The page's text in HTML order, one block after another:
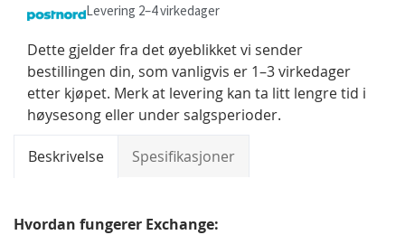
Levering 2–4 virkedager
Dette gjelder fra det øyeblikket vi sender
bestillingen din, som vanligvis er 1–3 virkedager
etter kjøpet. Merk at levering kan ta litt lengre tid i
høysesong eller under salgsperioder.
Beskrivelse Spesifikasjoner
Hvordan fungerer Exchange: